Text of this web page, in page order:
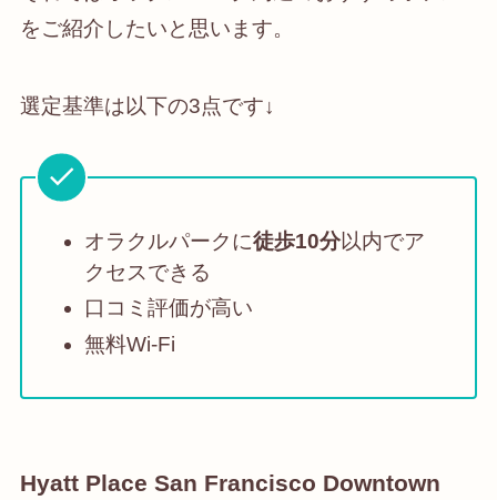
をご紹介したいと思います。
選定基準は以下の3点です↓
オラクルパークに徒歩10分以内でア
クセスできる
口コミ評価が高い
無料Wi-Fi
Hyatt Place San Francisco Downtown